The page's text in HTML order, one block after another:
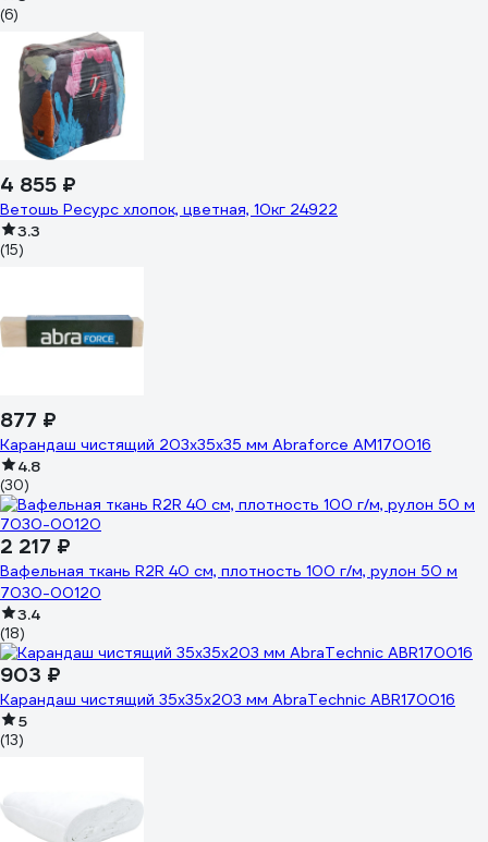
(6)
4 855 ₽
Ветошь Ресурс хлопок, цветная, 10кг 24922
3.3
(15)
877 ₽
Карандаш чистящий 203х35x35 мм Abraforce АМ170016
4.8
(30)
2 217 ₽
Вафельная ткань R2R 40 см, плотность 100 г/м, рулон 50 м
7030-00120
3.4
(18)
903 ₽
Карандаш чистящий 35x35x203 мм AbraTechnic ABR170016
5
(13)